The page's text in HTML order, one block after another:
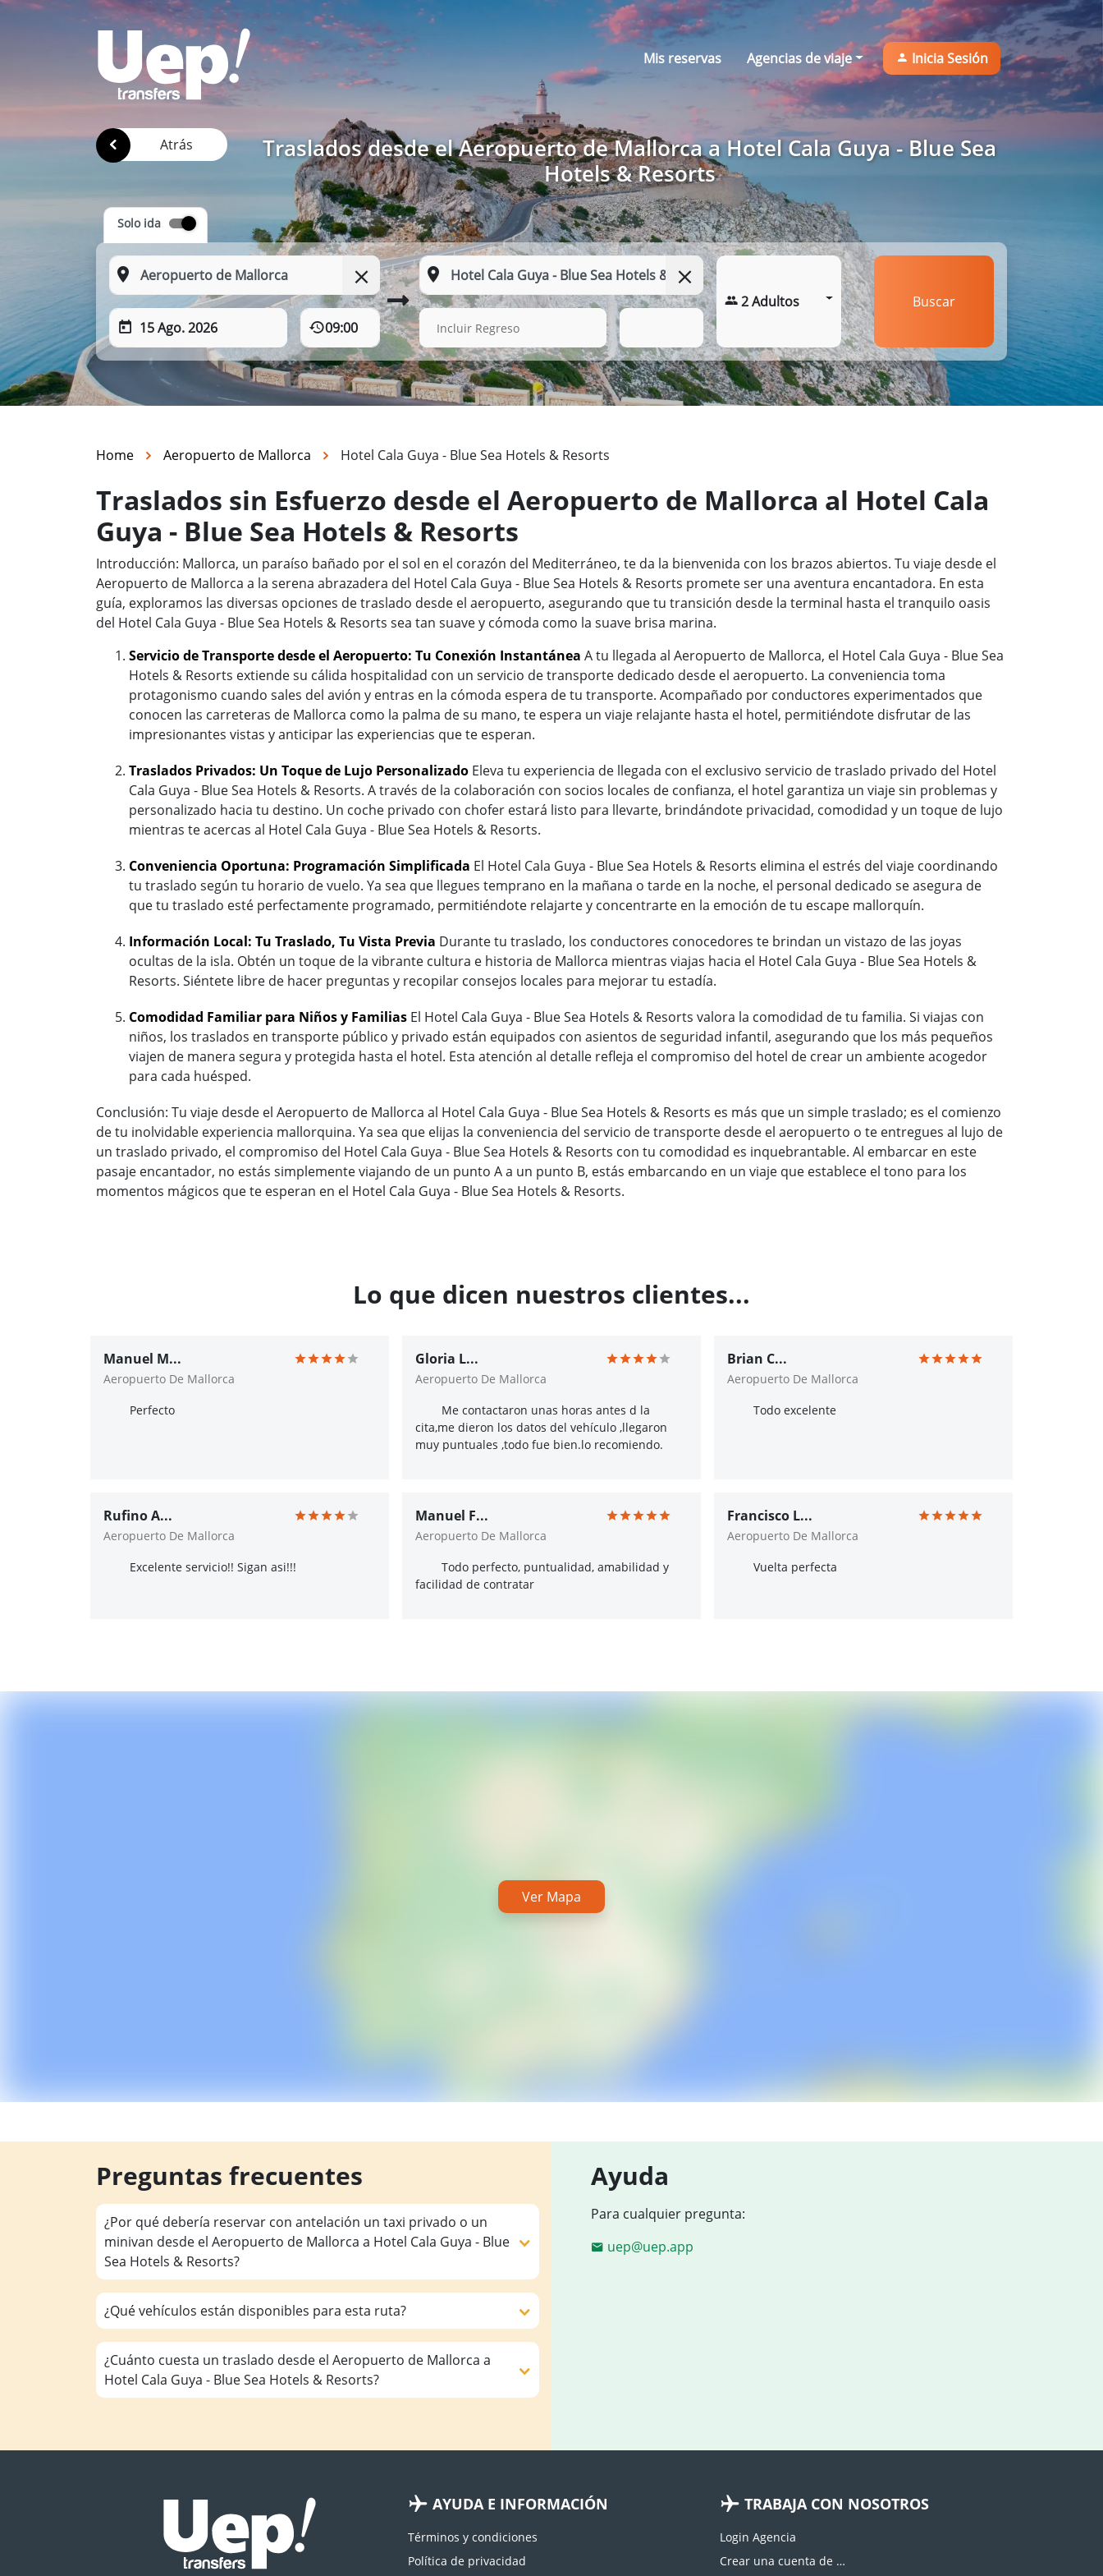
Mis reservas Agencias de viaje Inicia Sesión
Atrás
Traslados desde el Aeropuerto de Mallorca a Hotel Cala Guya - Blue Sea
Hotels & Resorts
Solo ida
15 Ago. 2026 09:00 15 Ago. 2026
Incluir Regreso
2 Adultos Buscar
Home Aeropuerto de Mallorca Hotel Cala Guya - Blue Sea Hotels & Resorts
Traslados sin Esfuerzo desde el Aeropuerto de Mallorca al Hotel Cala
Guya - Blue Sea Hotels & Resorts
Introducción: Mallorca, un paraíso bañado por el sol en el corazón del Mediterráneo, te da la bienvenida con los brazos abiertos. Tu viaje desde el
Aeropuerto de Mallorca a la serena abrazadera del Hotel Cala Guya - Blue Sea Hotels & Resorts promete ser una aventura encantadora. En esta
guía, exploramos las diversas opciones de traslado desde el aeropuerto, asegurando que tu transición desde la terminal hasta el tranquilo oasis
del Hotel Cala Guya - Blue Sea Hotels & Resorts sea tan suave y cómoda como la suave brisa marina.
Servicio de Transporte desde el Aeropuerto: Tu Conexión Instantánea A tu llegada al Aeropuerto de Mallorca, el Hotel Cala Guya - Blue Sea
Hotels & Resorts extiende su cálida hospitalidad con un servicio de transporte dedicado desde el aeropuerto. La conveniencia toma
protagonismo cuando sales del avión y entras en la cómoda espera de tu transporte. Acompañado por conductores experimentados que
conocen las carreteras de Mallorca como la palma de su mano, te espera un viaje relajante hasta el hotel, permitiéndote disfrutar de las
impresionantes vistas y anticipar las experiencias que te esperan.
Traslados Privados: Un Toque de Lujo Personalizado Eleva tu experiencia de llegada con el exclusivo servicio de traslado privado del Hotel
Cala Guya - Blue Sea Hotels & Resorts. A través de la colaboración con socios locales de confianza, el hotel garantiza un viaje sin problemas y
personalizado hacia tu destino. Un coche privado con chofer estará listo para llevarte, brindándote privacidad, comodidad y un toque de lujo
mientras te acercas al Hotel Cala Guya - Blue Sea Hotels & Resorts.
Conveniencia Oportuna: Programación Simplificada El Hotel Cala Guya - Blue Sea Hotels & Resorts elimina el estrés del viaje coordinando
tu traslado según tu horario de vuelo. Ya sea que llegues temprano en la mañana o tarde en la noche, el personal dedicado se asegura de
que tu traslado esté perfectamente programado, permitiéndote relajarte y concentrarte en la emoción de tu escape mallorquín.
Información Local: Tu Traslado, Tu Vista Previa Durante tu traslado, los conductores conocedores te brindan un vistazo de las joyas
ocultas de la isla. Obtén un toque de la vibrante cultura e historia de Mallorca mientras viajas hacia el Hotel Cala Guya - Blue Sea Hotels &
Resorts. Siéntete libre de hacer preguntas y recopilar consejos locales para mejorar tu estadía.
Comodidad Familiar para Niños y Familias El Hotel Cala Guya - Blue Sea Hotels & Resorts valora la comodidad de tu familia. Si viajas con
niños, los traslados en transporte público y privado están equipados con asientos de seguridad infantil, asegurando que los más pequeños
viajen de manera segura y protegida hasta el hotel. Esta atención al detalle refleja el compromiso del hotel de crear un ambiente acogedor
para cada huésped.
Conclusión: Tu viaje desde el Aeropuerto de Mallorca al Hotel Cala Guya - Blue Sea Hotels & Resorts es más que un simple traslado; es el comienzo
de tu inolvidable experiencia mallorquina. Ya sea que elijas la conveniencia del servicio de transporte desde el aeropuerto o te entregues al lujo de
un traslado privado, el compromiso del Hotel Cala Guya - Blue Sea Hotels & Resorts con tu comodidad es inquebrantable. Al embarcar en este
pasaje encantador, no estás simplemente viajando de un punto A a un punto B, estás embarcando en un viaje que establece el tono para los
momentos mágicos que te esperan en el Hotel Cala Guya - Blue Sea Hotels & Resorts.
Lo que dicen nuestros clientes...
Manuel M...
Aeropuerto De Mallorca
Perfecto
Gloria L...
Aeropuerto De Mallorca
Me contactaron unas horas antes d la
cita,me dieron los datos del vehículo ,llegaron
muy puntuales ,todo fue bien.lo recomiendo.
Brian C...
Aeropuerto De Mallorca
Todo excelente
Rufino A...
Aeropuerto De Mallorca
Excelente servicio!! Sigan asi!!!
Manuel F...
Aeropuerto De Mallorca
Todo perfecto, puntualidad, amabilidad y
facilidad de contratar
Francisco L...
Aeropuerto De Mallorca
Vuelta perfecta
Ver Mapa
Preguntas frecuentes
¿Por qué debería reservar con antelación un taxi privado o un
minivan desde el Aeropuerto de Mallorca a Hotel Cala Guya - Blue
Sea Hotels & Resorts?
¿Qué vehículos están disponibles para esta ruta?
¿Cuánto cuesta un traslado desde el Aeropuerto de Mallorca a
Hotel Cala Guya - Blue Sea Hotels & Resorts?
Ayuda
Para cualquier pregunta:
uep@uep.app
AYUDA E INFORMACIÓN
Términos y condiciones
Política de privacidad
TRABAJA CON NOSOTROS
Login Agencia
Crear una cuenta de agencia